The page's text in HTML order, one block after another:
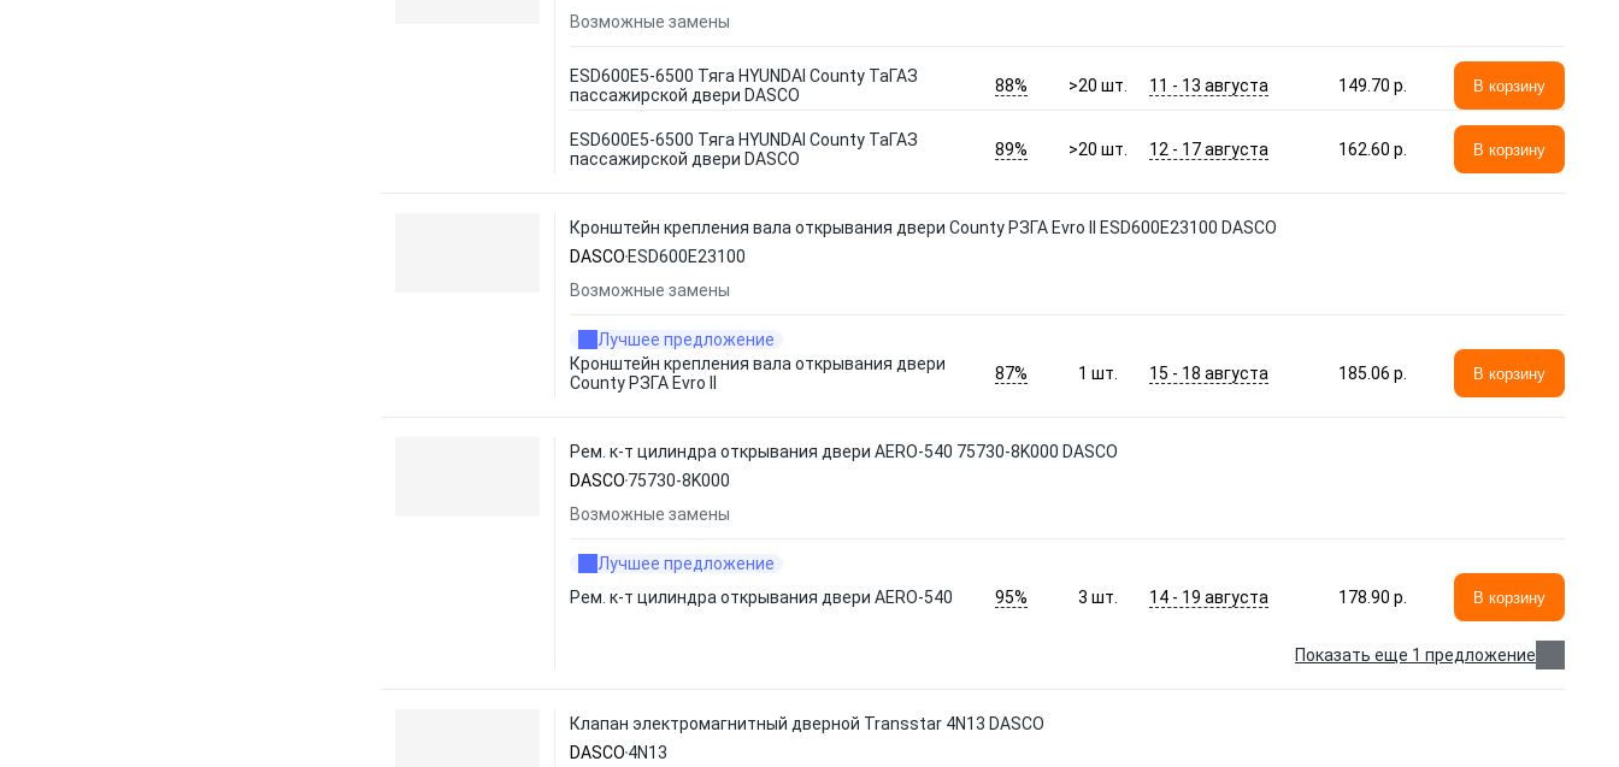
Возможные замены
ESD600E5-6500 Тяга HYUNDAI County ТаГАЗ
пассажирской двери DASCO
88% >20 шт. 11 - 13 августа 149.70 p. В корзину
ESD600E5-6500 Тяга HYUNDAI County ТаГАЗ
пассажирской двери DASCO
89% >20 шт. 12 - 17 августа 162.60 p. В корзину
Кронштейн крепления вала открывания двери County РЗГА Evro II ESD600E23100 DASCO
DASCO ESD600E23100
Возможные замены
Лучшее предложение
Кронштейн крепления вала открывания двери
County РЗГА Evro II
87% 1 шт. 15 - 18 августа 185.06 p. В корзину
Рем. к-т цилиндра открывания двери AERO-540 75730-8K000 DASCO
DASCO 75730-8K000
Возможные замены
Лучшее предложение
Рем. к-т цилиндра открывания двери AERO-540
95% 3 шт. 14 - 19 августа 178.90 p. В корзину
Показать еще 1 предложение
Клапан электромагнитный дверной Transstar 4N13 DASCO
DASCO 4N13